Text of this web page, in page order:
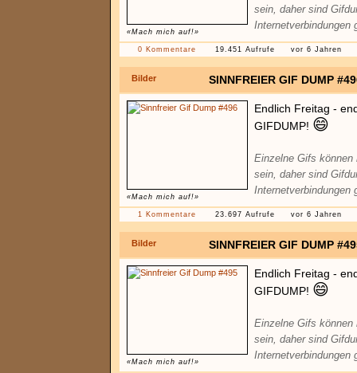
«Mach mich auf!»
sein, daher sind
Internetverbindungen
0 Kommentare 19.451 Aufrufe vor 6 Jahren
Bilder SINNFREIER GIF DUMP
«Mach mich auf!»
Endlich Freitag -
GIFDUMP! 😄
Einzelne Gifs können
sein, daher sind
Internetverbindungen
1 Kommentare 23.697 Aufrufe vor 6 Jahren
Bilder SINNFREIER GIF DUMP
«Mach mich auf!»
Endlich Freitag -
GIFDUMP! 😄
Einzelne Gifs können
sein, daher sind
Internetverbindungen